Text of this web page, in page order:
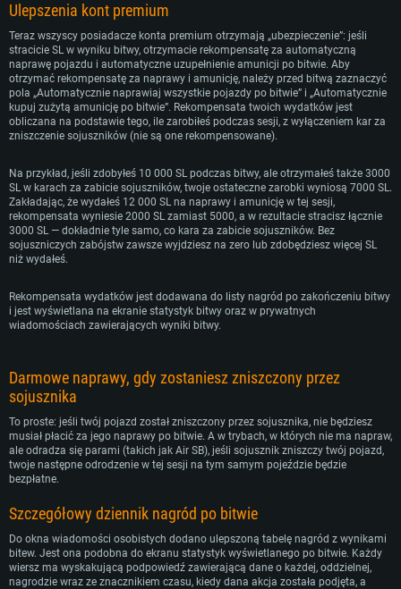
Ulepszenia kont premium
Teraz wszyscy posiadacze konta premium otrzymają „ubezpieczenie”: jeśli
stracicie SL w wyniku bitwy, otrzymacie rekompensatę za automatyczną
naprawę pojazdu i automatyczne uzupełnienie amunicji po bitwie. Aby
otrzymać rekompensatę za naprawy i amunicję, należy przed bitwą zaznaczyć
pola „Automatycznie naprawiaj wszystkie pojazdy po bitwie” i „Automatycznie
kupuj zużytą amunicję po bitwie”. Rekompensata twoich wydatków jest
obliczana na podstawie tego, ile zarobiłeś podczas sesji, z wyłączeniem kar za
zniszczenie sojuszników (nie są one rekompensowane).
Na przykład, jeśli zdobyłeś 10 000 SL podczas bitwy, ale otrzymałeś także 3000
SL w karach za zabicie sojuszników, twoje ostateczne zarobki wyniosą 7000 SL.
Zakładając, że wydałeś 12 000 SL na naprawy i amunicję w tej sesji,
rekompensata wyniesie 2000 SL zamiast 5000, a w rezultacie stracisz łącznie
3000 SL — dokładnie tyle samo, co kara za zabicie sojuszników. Bez
sojuszniczych zabójstw zawsze wyjdziesz na zero lub zdobędziesz więcej SL
niż wydałeś.
Rekompensata wydatków jest dodawana do listy nagród po zakończeniu bitwy
i jest wyświetlana na ekranie statystyk bitwy oraz w prywatnych
wiadomościach zawierających wyniki bitwy.
Darmowe naprawy, gdy zostaniesz zniszczony przez
sojusznika
To proste: jeśli twój pojazd został zniszczony przez sojusznika, nie będziesz
musiał płacić za jego naprawy po bitwie. A w trybach, w których nie ma napraw,
ale odradza się parami (takich jak Air SB), jeśli sojusznik zniszczy twój pojazd,
twoje następne odrodzenie w tej sesji na tym samym pojeździe będzie
bezpłatne.
Szczegółowy dziennik nagród po bitwie
Do okna wiadomości osobistych dodano ulepszoną tabelę nagród z wynikami
bitew. Jest ona podobna do ekranu statystyk wyświetlanego po bitwie. Każdy
wiersz ma wyskakującą podpowiedź zawierającą dane o każdej, oddzielnej,
nagrodzie wraz ze znacznikiem czasu, kiedy dana akcja została podjęta, a